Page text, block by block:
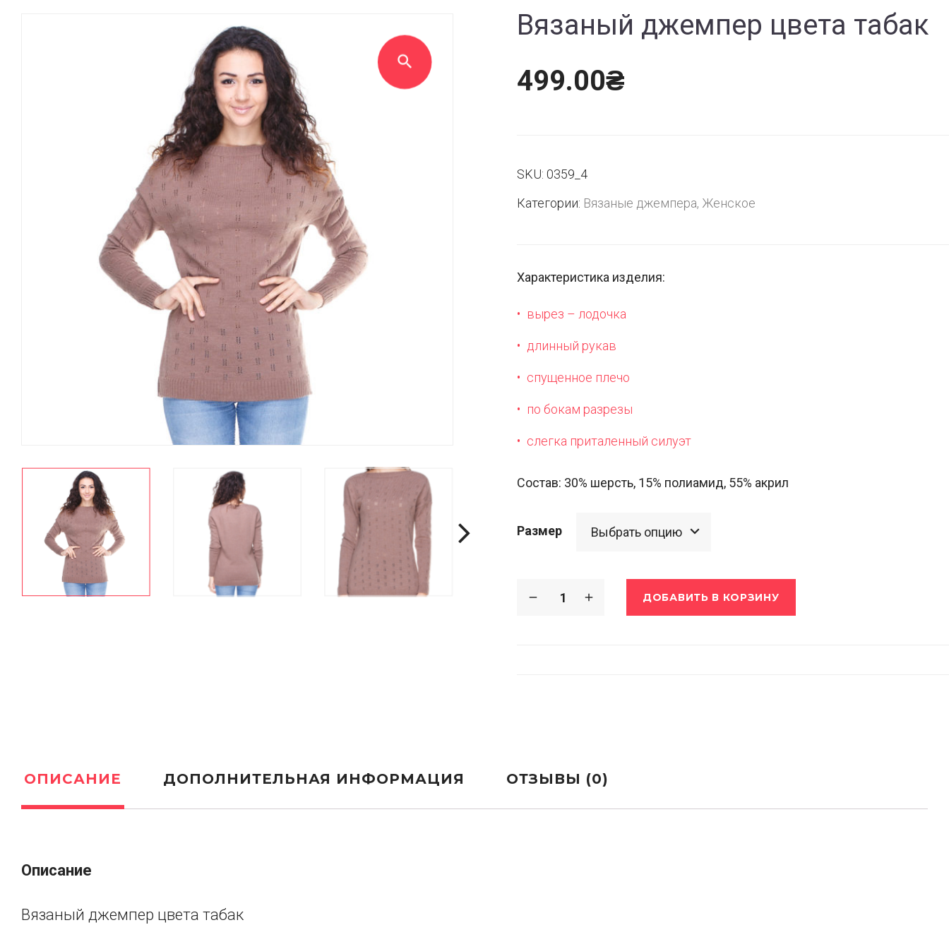
Вязаный джемпер цвета табак
499.00₴
SKU: 0359_4
Категории: Вязаные джемпера, Женское
Характеристика изделия:
вырез – лодочка
длинный рукав
спущенное плечо
по бокам разрезы
слегка приталенный силуэт
Состав: 30% шерсть, 15% полиамид, 55% акрил
Размер
ДОБАВИТЬ В КОРЗИНУ
ОПИСАНИЕ ДОПОЛНИТЕЛЬНАЯ ИНФОРМАЦИЯ ОТЗЫВЫ (0)
Описание
Вязаный джемпер цвета табак